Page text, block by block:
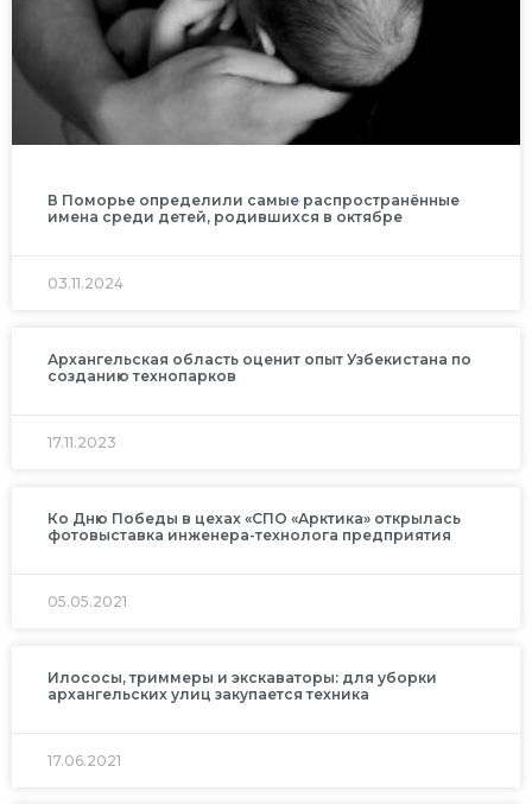
В Поморье определили самые распространённые
имена среди детей, родившихся в октябре
03.11.2024
Архангельская область оценит опыт Узбекистана по
созданию технопарков
17.11.2023
Ко Дню Победы в цехах «СПО «Арктика» открылась
фотовыставка инженера-технолога предприятия
05.05.2021
Илососы, триммеры и экскаваторы: для уборки
архангельских улиц закупается техника
17.06.2021